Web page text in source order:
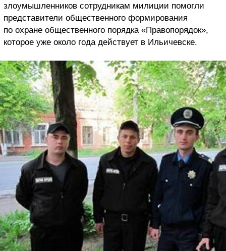
злоумышленников сотрудникам милиции помогли
представители общественного формирования
по охране общественного порядка «Правопорядок»,
которое уже около года действует в Ильичевске.